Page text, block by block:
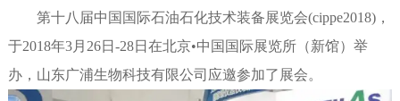
第十八届中国国际石油石化技术装备展览会(cippe2018)，
于2018年3月26日-28日在北京•中国国际展览所（新馆）举
办，山东广浦生物科技有限公司应邀参加了展会。